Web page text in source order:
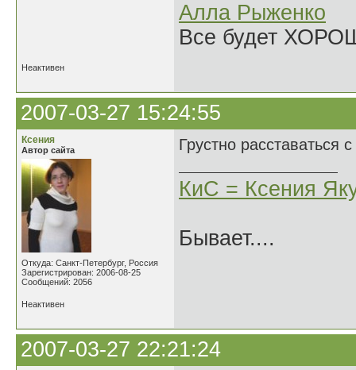
Алла Рыженко
Все будет
Неактивен
2007-03-27 15:24:55
Ксения
Автор сайта
Откуда: Санкт-Петербург, Россия
Зарегистрирован: 2006-08-25
Сообщений: 2056
Грустно
КиС = Ксения
Бывает....
Неактивен
2007-03-27 22:21:24